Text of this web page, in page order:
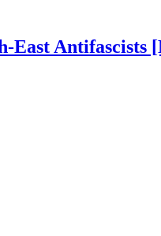
East Antifascists